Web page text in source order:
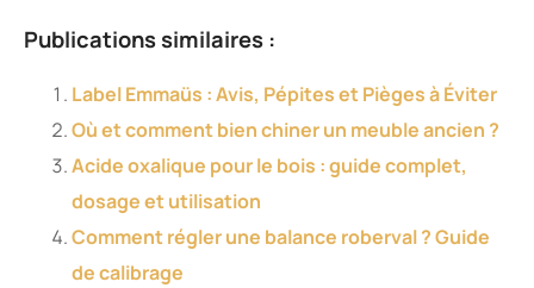
Publications similaires :
Label Emmaüs : Avis, Pépites et Pièges à Éviter
Où et comment bien chiner un meuble ancien ?
Acide oxalique pour le bois : guide complet,
dosage et utilisation
Comment régler une balance roberval ? Guide
de calibrage